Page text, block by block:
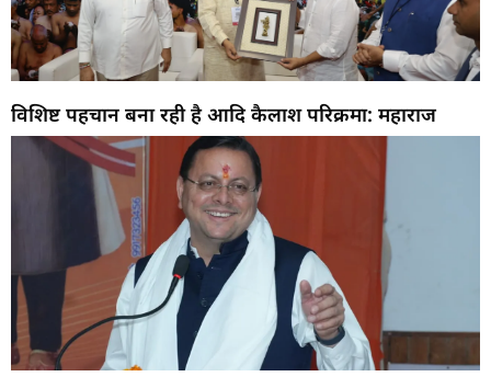
विशिष्ट पहचान बना रही है आदि कैलाश परिक्रमा: महाराज